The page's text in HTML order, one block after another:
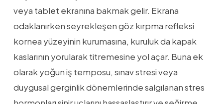
veya tablet ekranına bakmak gelir. Ekrana
odaklanırken seyrekleşen göz kırpma refleksi
kornea yüzeyinin kurumasına, kuruluk da kapak
kaslarının yorularak titremesine yol açar. Buna ek
olarak yoğun iş temposu, sınav stresi veya
duygusal gerginlik dönemlerinde salgılanan stres